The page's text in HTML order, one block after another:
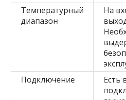
Температурный
диапазон
На
Подключение
Есть